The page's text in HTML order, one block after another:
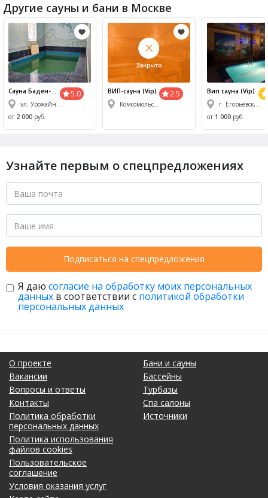
Другие сауны и бани в Москве
5.0
Сауна Баден-
Баден
ул. Урожайная , 25Б
от 2 000 руб.
2.5
ВИП-сауна (Vip)
Комсомольский пер. 37 А
Вип сауна (Vip)
г. Егорьевск, ул. Меланжистов 3Б
от 1 000 руб.
Узнайте первым о спецпредложениях
Подписаться на спецпредложения
Я даю согласие на обработку моих персональных
данных в соответствии с политикой обработки
персональных данных
О проекте
Вакансии
Вопросы и ответы
Контакты
Политика обработки
персональных данных
Политика использования
файлов cookies
Пользовательское
соглашение
Условия оказания услуг
Бани и сауны
Бассейны
Турбазы
Спа салоны
Источники